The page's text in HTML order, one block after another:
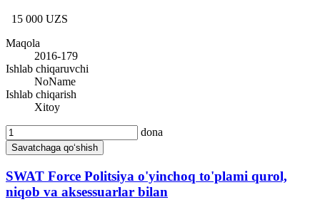
15 000 UZS
Maqola
2016-179
Ishlab chiqaruvchi
NoName
Ishlab chiqarish
Xitoy
dona
Savatchaga qo‘shish
SWAT Force Politsiya o'yinchoq to'plami qurol,
niqob va aksessuarlar bilan